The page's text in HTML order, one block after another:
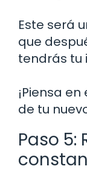
Este será
que
tendrás tu
¡Piensa
de tu
Paso 5: